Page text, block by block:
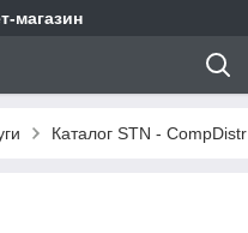
магазин
Каталог STN - CompDistr